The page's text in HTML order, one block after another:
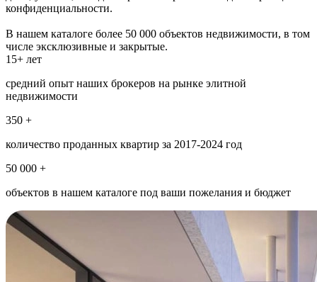
конфиденциальности.
В нашем каталоге более 50 000 объектов недвижимости, в том
числе эксклюзивные и закрытые.
15+ лет
средний опыт наших брокеров на рынке элитной
недвижимости
350 +
количество проданных квартир за 2017-2024 год
50 000 +
объектов в нашем каталоге под ваши пожелания и бюджет